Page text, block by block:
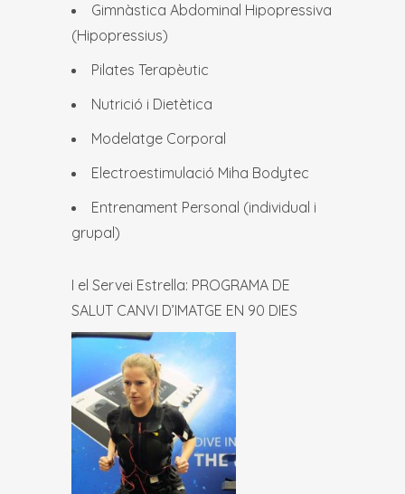
Gimnàstica Abdominal Hipopressiva
(Hipopressius)
Pilates Terapèutic
Nutrició i Dietètica
Modelatge Corporal
Electroestimulació Miha Bodytec
Entrenament Personal (individual i
grupal)
I el Servei Estrella: PROGRAMA DE
SALUT CANVI D’IMATGE EN 90 DIES